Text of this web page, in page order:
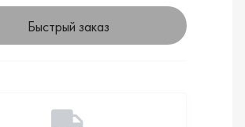
Быстрый заказ